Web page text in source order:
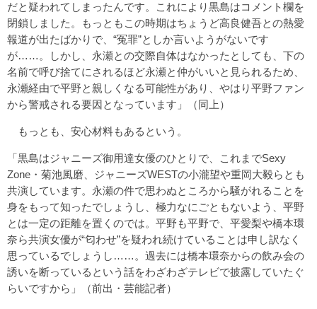
だと疑われてしまったんです。これにより黒島はコメント欄を
閉鎖しました。もっともこの時期はちょうど高良健吾との熱愛
報道が出たばかりで、“冤罪”としか言いようがないです
が……。しかし、永瀬との交際自体はなかったとしても、下の
名前で呼び捨てにされるほど永瀬と仲がいいと見られるため、
永瀬経由で平野と親しくなる可能性があり、やはり平野ファン
から警戒される要因となっています」（同上）
もっとも、安心材料もあるという。
「黒島はジャニーズ御用達女優のひとりで、これまでSexy
Zone・菊池風磨、ジャニーズWESTの小瀧望や重岡大毅らとも
共演しています。永瀬の件で思わぬところから騒がれることを
身をもって知ったでしょうし、極力なにごともないよう、平野
とは一定の距離を置くのでは。平野も平野で、平愛梨や橋本環
奈ら共演女優が“匂わせ”を疑われ続けていることは申し訳なく
思っているでしょうし……。過去には橋本環奈からの飲み会の
誘いを断っているという話をわざわざテレビで披露していたぐ
らいですから」（前出・芸能記者）